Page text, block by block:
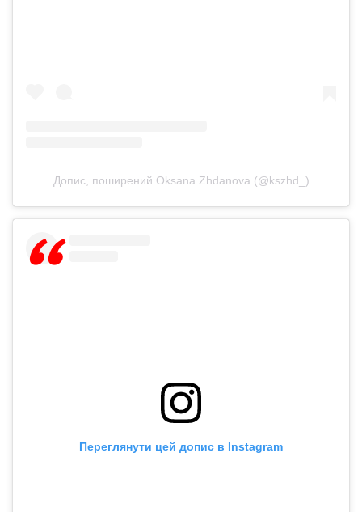
Допис, поширений Oksana Zhdanova (@kszhd_)
Переглянути цей допис в Instagram